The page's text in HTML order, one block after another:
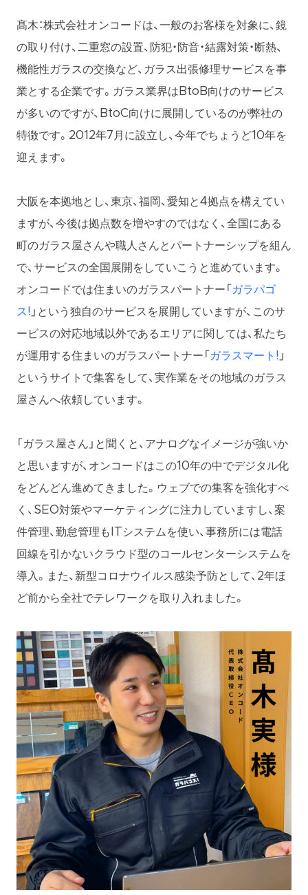
髙木：株式会社オンコードは、一般のお客様を対象に、鏡
の取り付け、二重窓の設置、防犯・防音・結露対策・断熱、
機能性ガラスの交換など、ガラス出張修理サービスを事
業とする企業です。ガラス業界はBtoB向けのサービス
が多いのですが、BtoC向けに展開しているのが弊社の
特徴です。2012年7月に設立し、今年でちょうど10年を
迎えます。
大阪を本拠地とし、東京、福岡、愛知と4拠点を構えてい
ますが、今後は拠点数を増やすのではなく、全国にある
町のガラス屋さんや職人さんとパートナーシップを組ん
で、サービスの全国展開をしていこうと進めています。
オンコードでは住まいのガラスパートナー「 ガラパゴ
ス! 」という独自のサービスを展開していますが、このサ
ービスの対応地域以外であるエリアに関しては、私たち
が運用する住まいのガラスパートナー「 ガラスマート! 」
というサイトで集客をして、実作業をその地域のガラス
屋さんへ依頼しています。
「ガラス屋さん」と聞くと、アナログなイメージが強いか
と思いますが、オンコードはこの10年の中でデジタル化
をどんどん進めてきました。ウェブでの集客を強化すべ
く、SEO対策やマーケティングに注力していますし、案
件管理、勤怠管理もITシステムを使い、事務所には電話
回線を引かないクラウド型のコールセンターシステムを
導入。また、新型コロナウイルス感染予防として、2年ほ
ど前から全社でテレワークを取り入れました。